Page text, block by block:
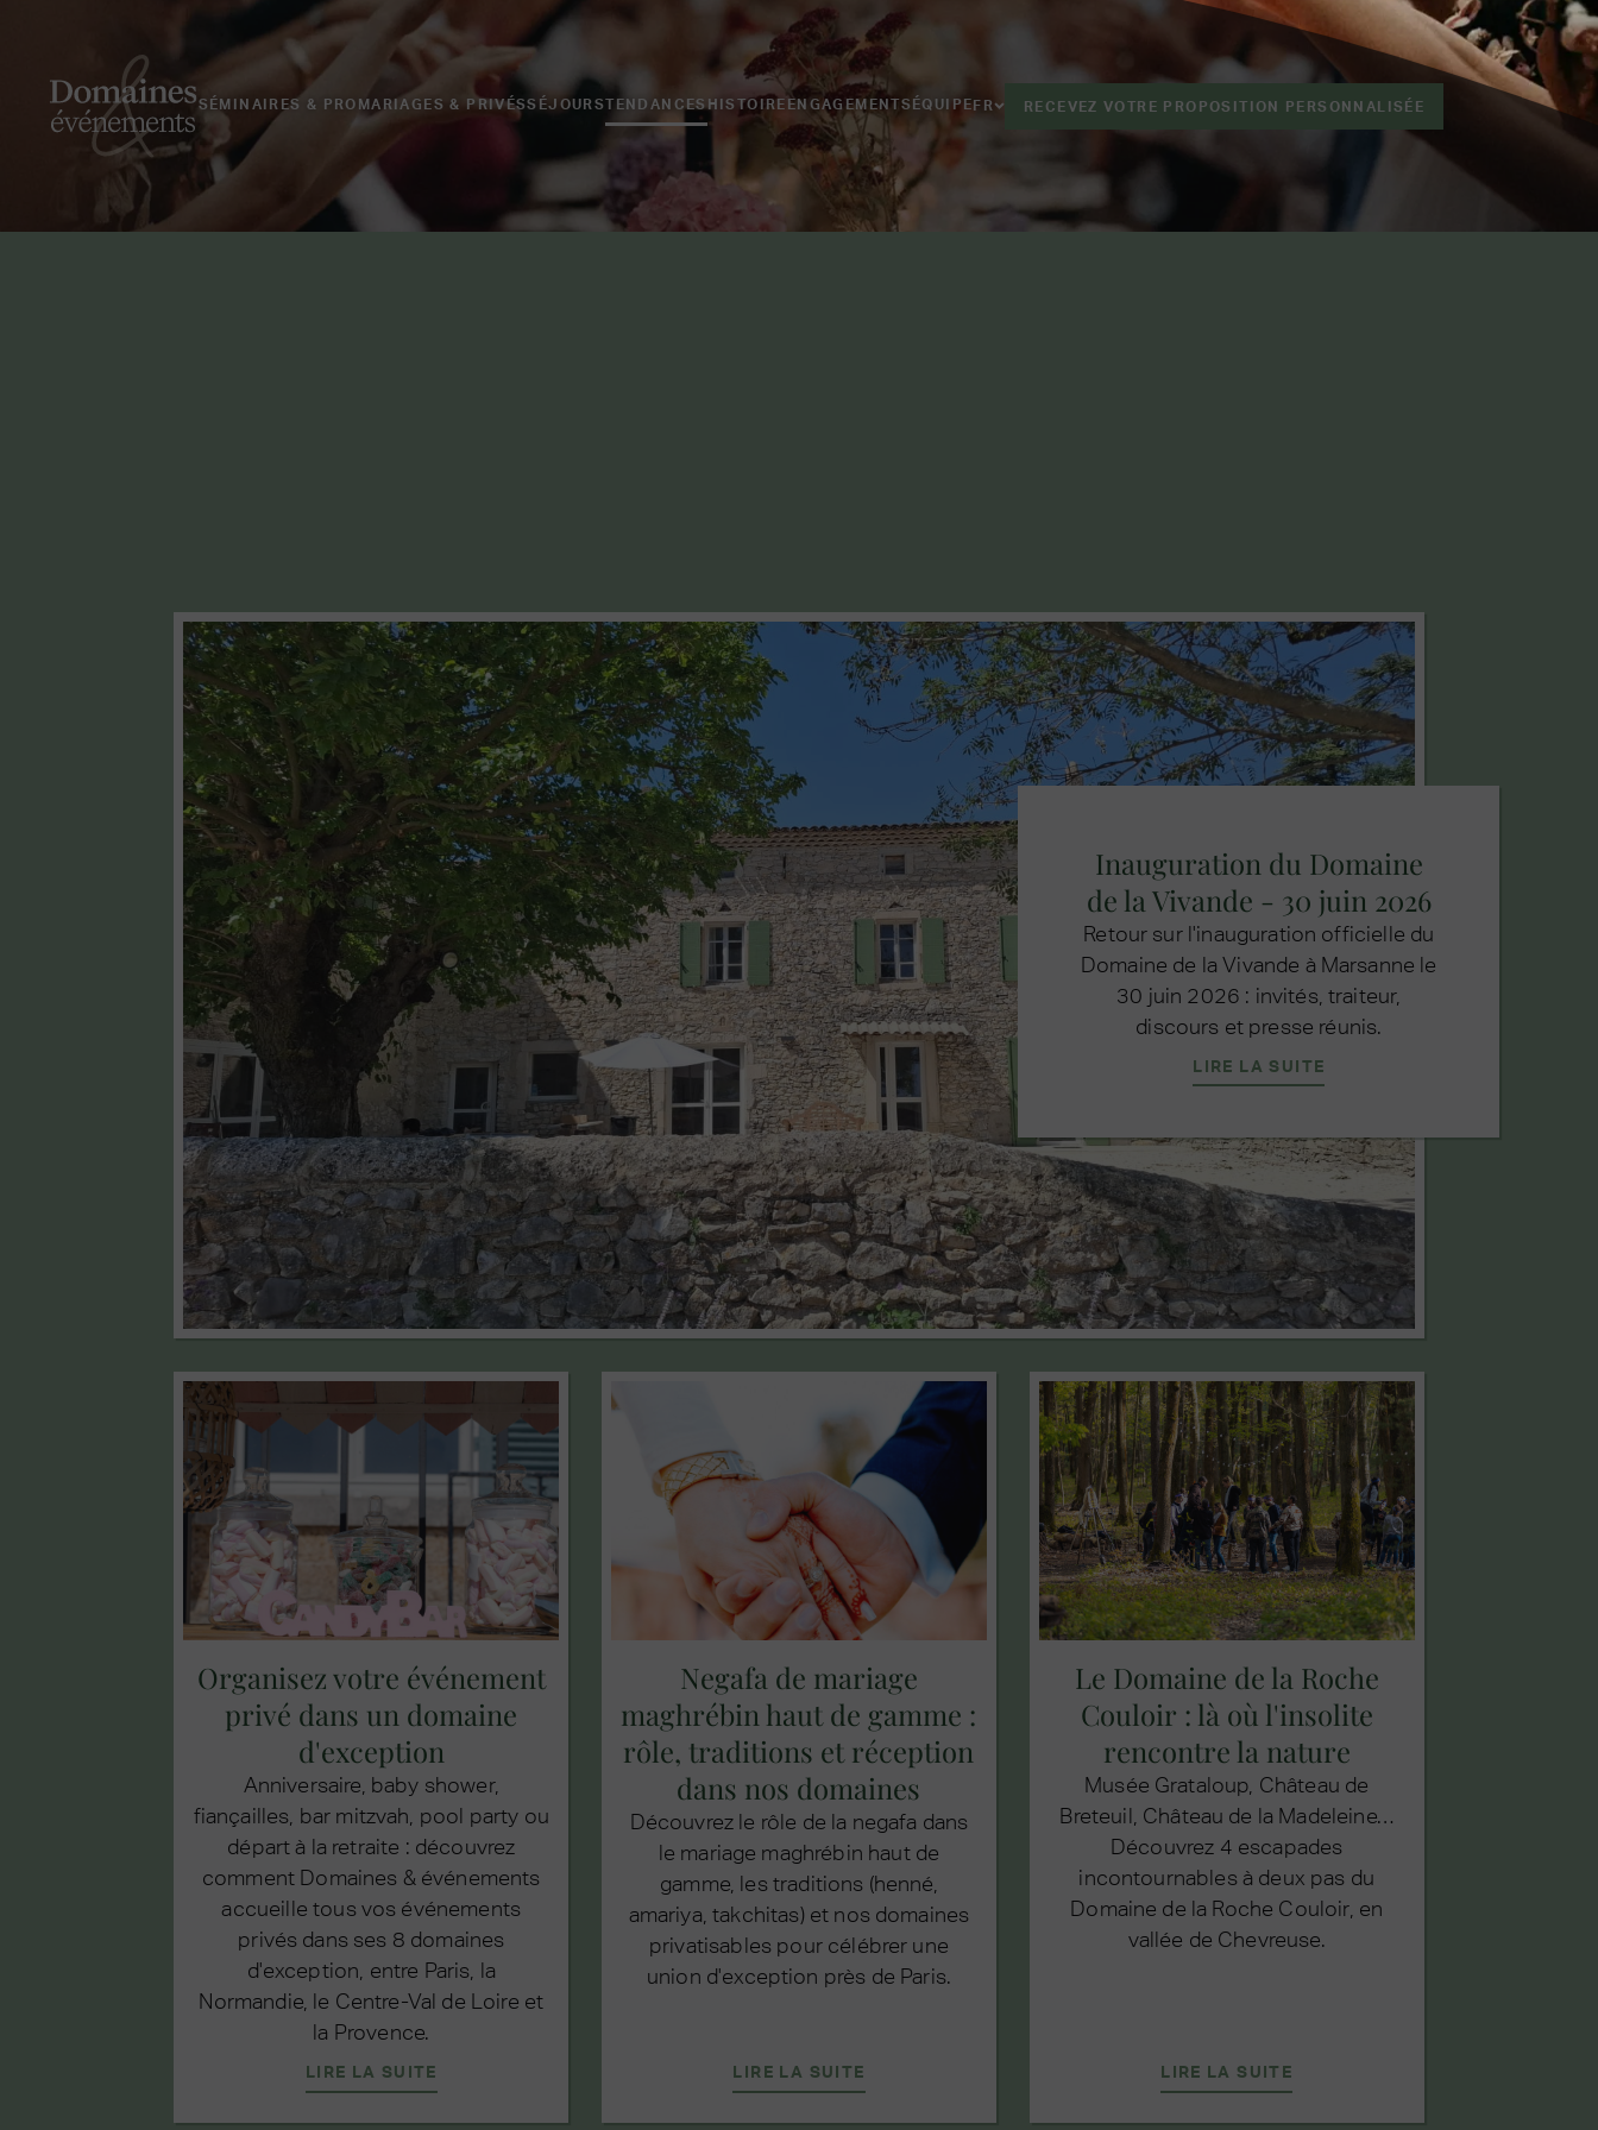
SÉMINAIRES & PRO MARIAGES & PRIVÉSSÉJOURSTENDANCESHISTOIRE ENGAGEMENTS ÉQUIPEFR RECEVEZ VOTRE PROPOSITION PERSONNALISÉE
Inauguration du Domaine
de la Vivande - 30 juin 2026
Retour sur l'inauguration officielle du
Domaine de la Vivande à Marsanne le
30 juin 2026 : invités, traiteur,
discours et presse réunis.
LIRE LA SUITE
Organisez votre événement
privé dans un domaine
d'exception
Anniversaire, baby shower,
fiançailles, bar mitzvah, pool party ou
départ à la retraite : découvrez
comment Domaines & événements
accueille tous vos événements
privés dans ses 8 domaines
d'exception, entre Paris, la
Normandie, le Centre-Val de Loire et
la Provence.
LIRE LA SUITE
Negafa de mariage
maghrébin haut de gamme :
rôle, traditions et réception
dans nos domaines
Découvrez le rôle de la negafa dans
le mariage maghrébin haut de
gamme, les traditions (henné,
amariya, takchitas) et nos domaines
privatisables pour célébrer une
union d'exception près de Paris.
LIRE LA SUITE
Le Domaine de la Roche
Couloir : là où l'insolite
rencontre la nature
Musée Grataloup, Château de
Breteuil, Château de la Madeleine…
Découvrez 4 escapades
incontournables à deux pas du
Domaine de la Roche Couloir, en
vallée de Chevreuse.
LIRE LA SUITE